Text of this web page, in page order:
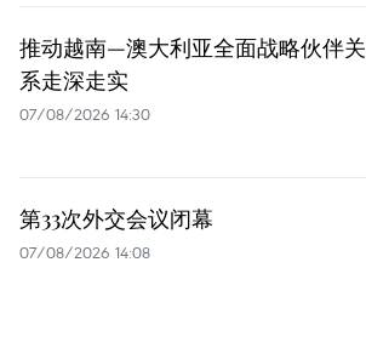
推动越南—澳大利亚全面战略伙伴关
系走深走实
07/08/2026 14:30
第33次外交会议闭幕
07/08/2026 14:08